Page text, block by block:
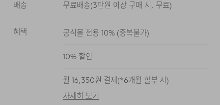
배송 무료배송(3만원 이상 구매 시, 무료)
혜택 공식몰 전용 10%(중복불가)
10% 할인
월 16,350원 결제(*6개월 할부 시)
자세히 보기